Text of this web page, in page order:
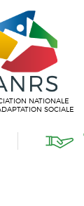
HISTORIQUE
VALEURS ET
ASSOCIATIF
NATIONALE
SOCIALE